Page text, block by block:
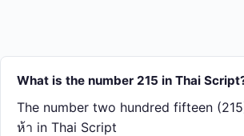
What is the number 215 in Thai
The number two hundred fifteen
ห้า in Thai Script